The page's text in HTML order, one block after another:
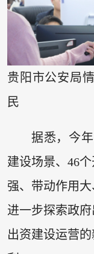
贵阳市公安局
民
据悉，今
建设场景、46
强、带动作用
进一步探索政
出资建设运营